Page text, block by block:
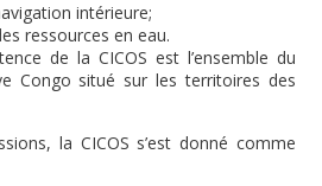
intérieure;
ressources en eau.
de la CICOS est l’ensemble du
Congo situé sur les territoires des
la CICOS s’est donné comme